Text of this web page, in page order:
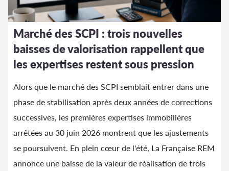
Marché des SCPI : trois nouvelles
baisses de valorisation rappellent que
les expertises restent sous pression
Alors que le marché des SCPI semblait entrer dans une
phase de stabilisation après deux années de corrections
successives, les premières expertises immobilières
arrêtées au 30 juin 2026 montrent que les ajustements
se poursuivent. En plein cœur de l'été, La Française REM
annonce une baisse de la valeur de réalisation de trois